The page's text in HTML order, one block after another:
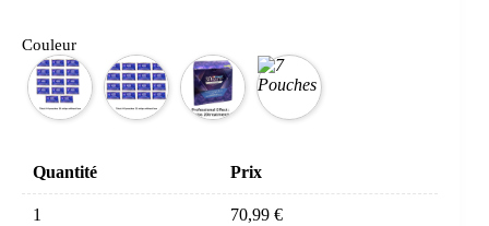
Couleur
Quantité Prix
1 70,99 €